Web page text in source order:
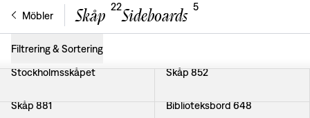
Möbler Skåp 22Sideboards 5
Filtrering & Sortering
Stockholmsskåpet Skåp 852
Skåp 881 Biblioteksbord 648